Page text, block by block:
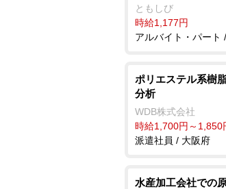
ともしび
時給1,177円
アルバイト・パート
ポリエステル系樹
分析
WDB株式会社
時給1,700円～1,850
派遣社員 / 大阪府
水産加工会社での